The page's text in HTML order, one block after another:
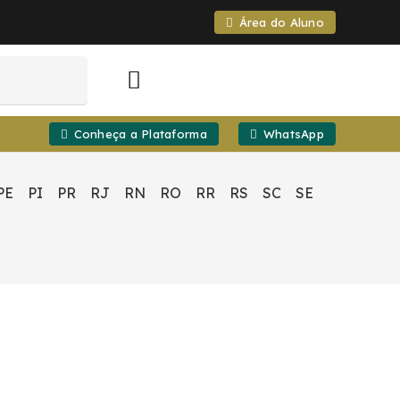
Área do Aluno
Conheça a Plataforma WhatsApp
PI PR RJ RN RO RR RS SC SE